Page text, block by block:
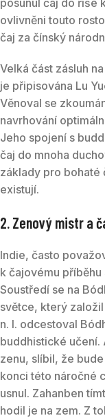
ovlivněni touto
čaj za čínský
Velká část zásluh
je připisována Lu
Věnoval se
navrhování
Jeho spojení s
čaj do mnoha
základy pro bohaté
existují.
2. Zenový mistr a
Indie, často
k čajovému
Soustředí se na
světce, který
n. l. odcestoval
buddhistické
zenu, slíbil, že
konci této náročné
usnul. Zahanben
hodil je na zem. Z